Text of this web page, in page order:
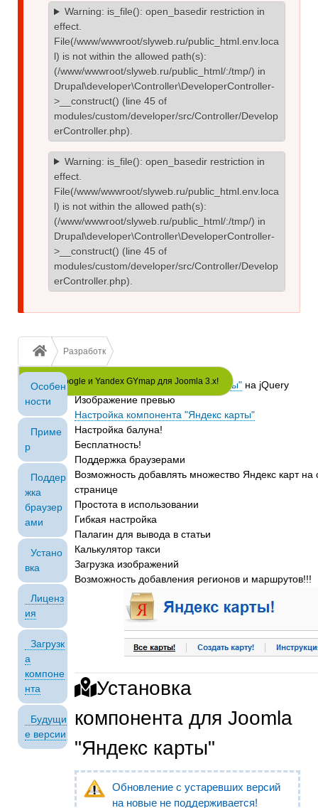
Warning: is_file(): open_basedir restriction in
effect.
File(/www/wwwroot/slyweb.ru/public_html.env.loca
l) is not within the allowed path(s):
(/www/wwwroot/slyweb.ru/public_html/:/tmp/) in
Drupal\developer\Controller\DeveloperController-
>__construct() (line 45 of
modules/custom/developer/src/Controller/Develop
erController.php).
Warning: is_file(): open_basedir restriction in
effect.
File(/www/wwwroot/slyweb.ru/public_html.env.loca
l) is not within the allowed path(s):
(/www/wwwroot/slyweb.ru/public_html/:/tmp/) in
Drupal\developer\Controller\DeveloperController-
>__construct() (line 45 of
modules/custom/developer/src/Controller/Develop
erController.php).
Строка
навигации
Разработки от www.slyweb.ru
Карты Google и Yandex GYmap для Joomla 3.x!
Особен
ности
Приме
р
Поддер
жка
браузер
ами
Устано
вка
Лиценз
ия
Загрузк
а
компоне
нта
Будущи
е версии
Компонент и плагин "Яндекс карты"на jQuery
Изображение превью
Настройка компонента "Яндекс карты"
Настройка балуна!
Бесплатность!
Поддержка браузерами
Возможность добавлять множество Яндекс карт на
странице
Простота в использовании
Гибкая настройка
Палагин для вывода в статьи
Калькулятор такси
Загрузка изображений
Возможность добавления регионов и маршрутов!!!
Установка
компонента для Joomla
"Яндекс карты"
Обновление с устаревших версий
на новые не поддерживается!